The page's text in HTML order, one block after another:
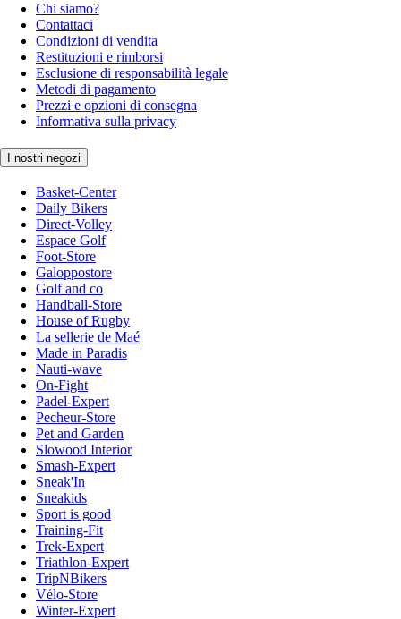
Chi siamo?
Contattaci
Condizioni di vendita
Restituzioni e rimborsi
Esclusione di responsabilità legale
Metodi di pagamento
Prezzi e opzioni di consegna
Informativa sulla privacy
I nostri negozi
Basket-Center
Daily Bikers
Direct-Volley
Espace Golf
Foot-Store
Galoppostore
Golf and co
Handball-Store
House of Rugby
La sellerie de Maé
Made in Paradis
Nauti-wave
On-Fight
Padel-Expert
Pecheur-Store
Pet and Garden
Slowood Interior
Smash-Expert
Sneak'In
Sneakids
Sport is good
Training-Fit
Trek-Expert
Triathlon-Expert
TripNBikers
Vélo-Store
Winter-Expert